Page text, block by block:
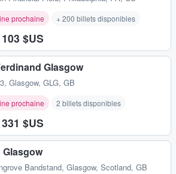
prochaine + 200 billets disponibles
103 $US
Glasgow
, Glasgow, GLG, GB
prochaine 2 billets disponibles
331 $US
Glasgow
Bandstand, Glasgow, Scotland, GB